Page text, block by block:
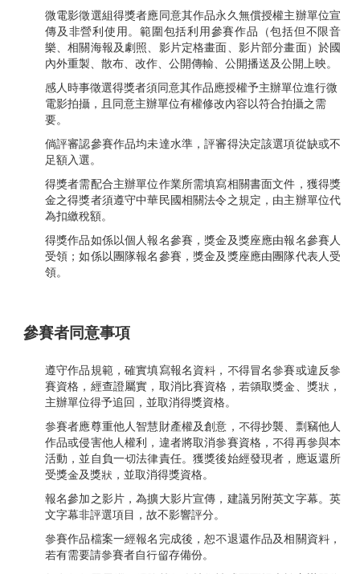
微電影徵選組得獎者應同意其作品永久無償授權主辦單位宣
傳及非營利使用。範圍包括利用參賽作品（包括但不限音
樂、相關海報及劇照、影片定格畫面、影片部分畫面）於國
內外重製、散布、改作、公開傳輸、公開播送及公開上映。
感人時事徵選得獎者須同意其作品應授權予主辦單位進行微
電影拍攝，且同意主辦單位有權修改內容以符合拍攝之需
要。
倘評審認參賽作品均未達水準，評審得決定該選項從缺或不
足額入選。
得獎者需配合主辦單位作業所需填寫相關書面文件，獲得獎
金之得獎者須遵守中華民國相關法令之規定，由主辦單位代
為扣繳稅額。
得獎作品如係以個人報名參賽，獎金及獎座應由報名參賽人
受領；如係以團隊報名參賽，獎金及獎座應由團隊代表人受
領。
參賽者同意事項
遵守作品規範，確實填寫報名資料，不得冒名參賽或違反參
賽資格，經查證屬實，取消比賽資格，若領取獎金、獎狀，
主辦單位得予追回，並取消得獎資格。
參賽者應尊重他人智慧財產權及創意，不得抄襲、剽竊他人
作品或侵害他人權利，違者將取消參賽資格，不得再參與本
活動，並自負一切法律責任。獲獎後始經發現者，應返還所
受獎金及獎狀，並取消得獎資格。
報名參加之影片，為擴大影片宣傳，建議另附英文字幕。英
文字幕非評選項目，故不影響評分。
參賽作品檔案一經報名完成後，恕不退還作品及相關資料，
若有需要請參賽者自行留存備份。